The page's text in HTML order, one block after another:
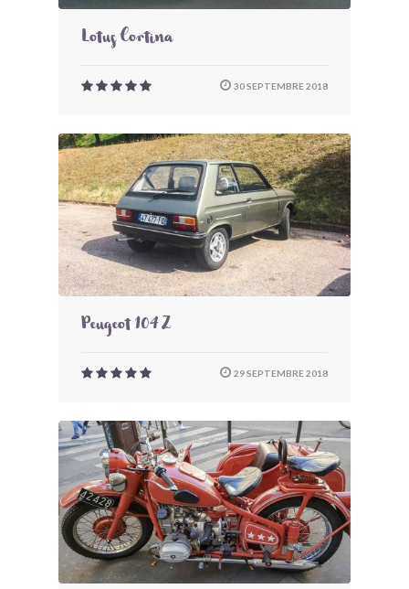
Lotus Cortina
30 SEPTEMBRE 2018
Peugeot 104 Z
29 SEPTEMBRE 2018